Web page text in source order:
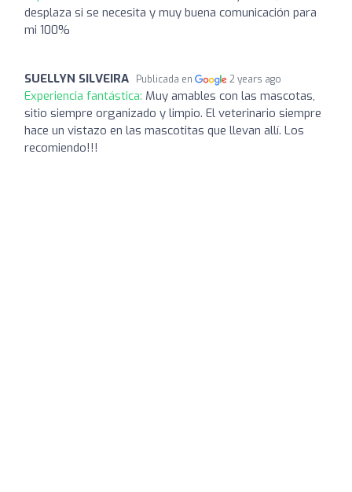
desplaza si se necesita y muy buena comunicación para
mi 100%
SUELLYN SILVEIRA Publicada en 2 years ago
Experiencia fantástica: Muy amables con las mascotas,
sitio siempre organizado y limpio. El veterinario siempre
hace un vistazo en las mascotitas que llevan allí. Los
recomiendo!!!